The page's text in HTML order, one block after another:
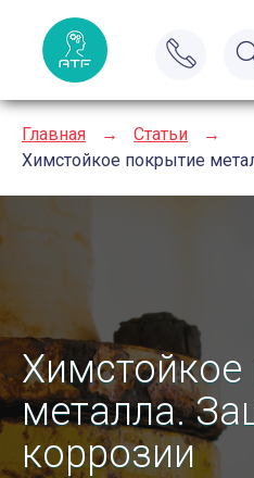
Главная → Статьи
→
Химстойкое покрытие
Химстойкое
металла.
коррозии